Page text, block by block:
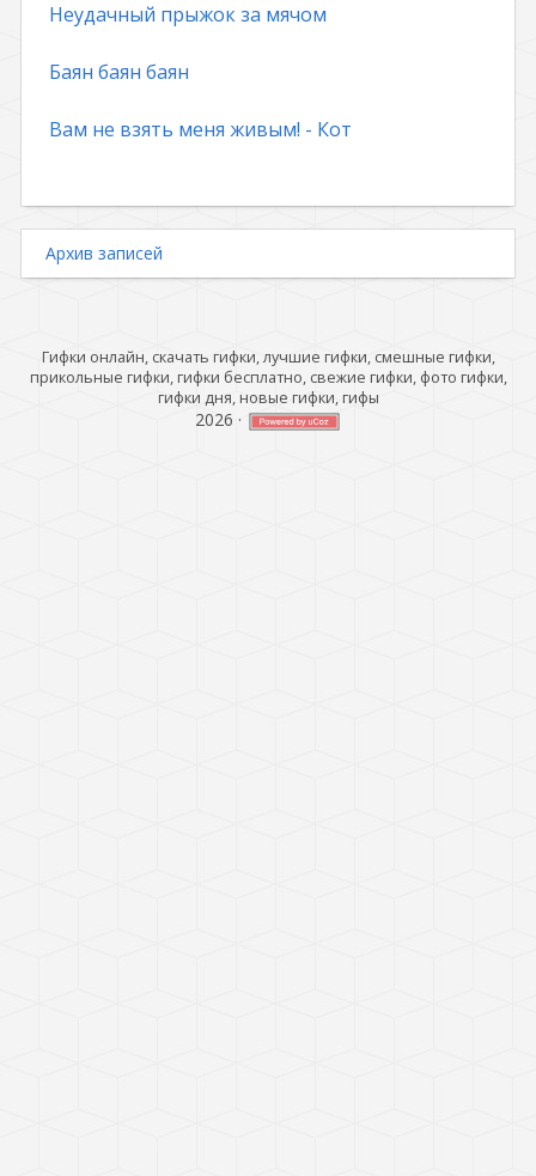
Неудачный прыжок за мячом
Баян баян баян
Вам не взять меня живым! - Кот
Архив записей
Гифки онлайн, скачать гифки, лучшие гифки, смешные гифки,
прикольные гифки, гифки бесплатно, свежие гифки, фото гифки,
гифки дня, новые гифки, гифы
2026 ·